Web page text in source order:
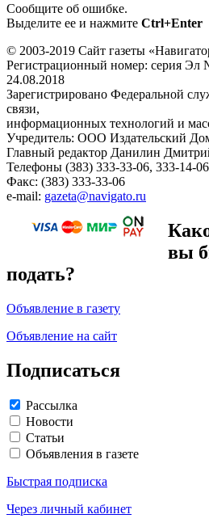
Сообщите об ошибке.
Выделите ее и нажмите Ctrl+Enter
© 2003-2019 Сайт газеты
Регистрационный номер: серия
24.08.2018
Зарегистрировано Федеральной
связи,
информационных технологий и
Учредитель: ООО Издательский
Главный редактор Данилин
Телефоны (383) 333-33-06, 333-14-06
Факс: (383) 333-33-06
e-mail: gazeta@navigato.ru
вы
подать?
Объявление в газету
Объявление на сайт
Подписаться
Рассылка
Новости
Статьи
Объявления в газете
Быстрая подписка
Через личный кабинет